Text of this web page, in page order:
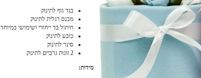
בגד גוף לתינוק
מכנס רגלית לתינוק
חיתול בד ייחודי ושימושי במיוחד 60*60 ס"מ
כובע לתינוק
סינר לתינוק
2 זוגות גרביים לתינוק
מידות: